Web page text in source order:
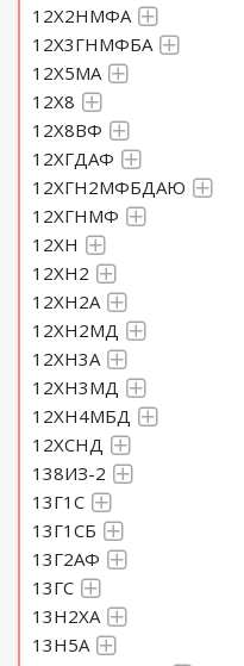
12Х2НМФА
12Х3ГНМФБА
12Х5МА
12Х8
12Х8ВФ
12ХГДАФ
12ХГН2МФБДАЮ
12ХГНМФ
12ХН
12ХН2
12ХН2А
12ХН2МД
12ХН3А
12ХН3МД
12ХН4МБД
12ХСНД
138ИЗ-2
13Г1С
13Г1СБ
13Г2АФ
13ГС
13Н2ХА
13Н5А